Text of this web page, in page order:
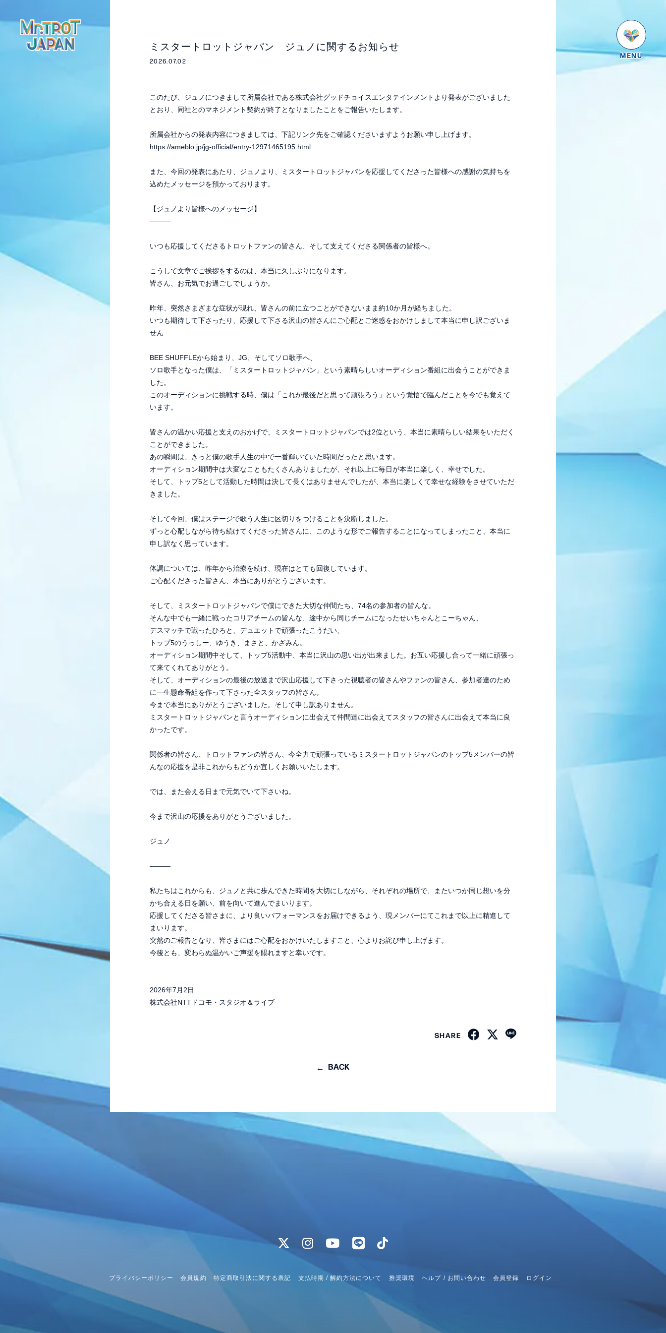
NEWSSCHEDULE PROFILE
VIDEOGOODS DISCOGRAPHY
番組紹介 お問い合わせ
ミスタートロットジャパン ジュノに関するお知らせ
2026.07.02
このたび、ジュノにつきまして所属会社である株式会社グッドチョイスエンタテインメントより発表がございました
とおり、同社とのマネジメント契約が終了となりましたことをご報告いたします。
所属会社からの発表内容につきましては、下記リンク先をご確認くださいますようお願い申し上げます。
https://ameblo.jp/jg-official/entry-12971465195.html
また、今回の発表にあたり、ジュノより、ミスタートロットジャパンを応援してくださった皆様への感謝の気持ちを
込めたメッセージを預かっております。
【ジュノより皆様へのメッセージ】
―――
いつも応援してくださるトロットファンの皆さん、そして支えてくださる関係者の皆様へ。
こうして文章でご挨拶をするのは、本当に久しぶりになります。
皆さん、お元気でお過ごしでしょうか。
昨年、突然さまざまな症状が現れ、皆さんの前に立つことができないまま約10か月が経ちました。
いつも期待して下さったり、応援して下さる沢山の皆さんにご心配とご迷惑をおかけしまして本当に申し訳ございま
せん
BEE SHUFFLEから始まり、JG、そしてソロ歌手へ、
ソロ歌手となった僕は、「ミスタートロットジャパン」という素晴らしいオーディション番組に出会うことができま
した。
このオーディションに挑戦する時、僕は「これが最後だと思って頑張ろう」という覚悟で臨んだことを今でも覚えて
います。
皆さんの温かい応援と支えのおかげで、ミスタートロットジャパンでは2位という、本当に素晴らしい結果をいただく
ことができました。
あの瞬間は、きっと僕の歌手人生の中で一番輝いていた時間だったと思います。
オーディション期間中は大変なこともたくさんありましたが、それ以上に毎日が本当に楽しく、幸せでした。
そして、トップ5として活動した時間は決して長くはありませんでしたが、本当に楽しくて幸せな経験をさせていただ
きました。
そして今回、僕はステージで歌う人生に区切りをつけることを決断しました。
ずっと心配しながら待ち続けてくださった皆さんに、このような形でご報告することになってしまったこと、本当に
申し訳なく思っています。
体調については、昨年から治療を続け、現在はとても回復しています。
ご心配くださった皆さん、本当にありがとうございます。
そして、ミスタートロットジャパンで僕にできた大切な仲間たち、74名の参加者の皆んな。
そんな中でも一緒に戦ったコリアチームの皆んな、途中から同じチームになったせいちゃんとこーちゃん、
デスマッチで戦ったひろと、デュエットで頑張ったこうだい、
トップ5のうっしー、ゆうき、まさと、かざみん。
オーディション期間中そして、トップ5活動中、本当に沢山の思い出が出来ました。お互い応援し合って一緒に頑張っ
て来てくれてありがとう。
そして、オーディションの最後の放送まで沢山応援して下さった視聴者の皆さんやファンの皆さん、参加者達のため
に一生懸命番組を作って下さった全スタッフの皆さん。
今まで本当にありがとうございました。そして申し訳ありません。
ミスタートロットジャパンと言うオーディションに出会えて仲間達に出会えてスタッフの皆さんに出会えて本当に良
かったです。
関係者の皆さん、トロットファンの皆さん、今全力で頑張っているミスタートロットジャパンのトップ5メンバーの皆
んなの応援を是非これからもどうか宜しくお願いいたします。
では、また会える日まで元気でいて下さいね。
今まで沢山の応援をありがとうございました。
ジュノ
―――
私たちはこれからも、ジュノと共に歩んできた時間を大切にしながら、それぞれの場所で、またいつか同じ想いを分
かち合える日を願い、前を向いて進んでまいります。
応援してくださる皆さまに、より良いパフォーマンスをお届けできるよう、現メンバーにてこれまで以上に精進して
まいります。
突然のご報告となり、皆さまにはご心配をおかけいたしますこと、心よりお詫び申し上げます。
今後とも、変わらぬ温かいご声援を賜れますと幸いです。
2026年7月2日
株式会社NTTドコモ・スタジオ＆ライブ
SHARE
BACK
プライバシーポリシー 会員規約 特定商取引法に関する表記 支払時期 / 解約方法について 推奨環境 ヘルプ / お問い合わせ 会員登録 ログイン